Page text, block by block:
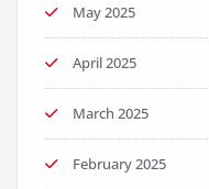
May 2025
April 2025
March 2025
February 2025